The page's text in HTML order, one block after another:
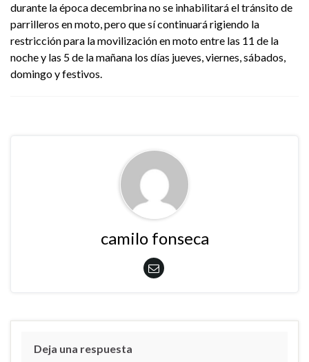
durante la época decembrina no se inhabilitará el tránsito de
parrilleros en moto, pero que sí continuará rigiendo la
restricción para la movilización en moto entre las 11 de la
noche y las 5 de la mañana los días jueves, viernes, sábados,
domingo y festivos.
camilo fonseca
Deja una respuesta